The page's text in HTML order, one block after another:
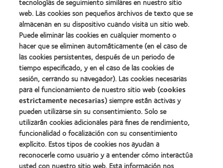
Manufacturing
Leadership
100
(ML
100)
(2012)
internacional
REBRAND
100®
(2012)
Learn
more
about
Premio
de
la
Industria
de
la
BCLA
Nuestros productos
Encuentre su lente
web. Las cookies son pequeños archivos de texto que se
almacenan en su dispositivo cuando visita un sitio web.
Puede eliminar las cookies en cualquier momento o
hacer que se eliminen automáticamente (en el caso de
las cookies persistentes, después de un periodo de
tiempo especificado, y en el caso de las cookies de
sesión, cerrando su navegador). Las cookies necesarias
para el funcionamiento de nuestro sitio web (cookies
estrictamente necesarias) siempre están activas y
pueden utilizarse sin su consentimiento. Solo se
utilizarán cookies adicionales para fines de rendimiento,
funcionalidad o focalización con su consentimiento
explícito. Estos tipos de cookies nos ayudan a
reconocerle como usuario y a entender cómo interactúa
usted con nuestro sitio web. Esta información nos